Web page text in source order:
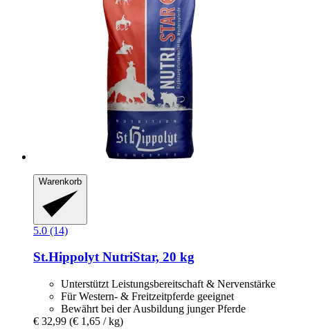
Warenkorb
5.0 (14)
St.HippolytNutriStar, 20 kg
Unterstützt Leistungsbereitschaft & Nervenstärke
Für Western- & Freitzeitpferde geeignet
Bewährt bei der Ausbildung junger Pferde
€ 32,99 (€ 1,65 / kg)